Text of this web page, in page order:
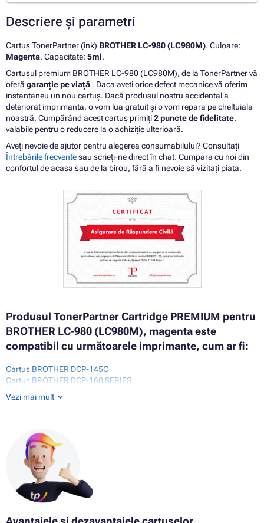
Descriere și parametri
Cartuș TonerPartner (ink) BROTHER LC-980 (LC980M). Culoare:
Magenta. Capacitate: 5ml.
Cartușul premium BROTHER LC-980 (LC980M), de la TonerPartner vă
oferă garanție pe viață . Daca aveti orice defect mecanice vă oferim
instantaneu un nou cartuș. Dacă produsul nostru accidental a
deteriorat imprimanta, o vom lua gratuit și o vom repara pe cheltuiala
noastră. Cumpărând acest cartuș primiți2 puncte de fidelitate,
valabile pentru o reducere la o achiziție ulterioară.
Aveți nevoie de ajutor pentru alegerea consumabilului? Consultați
Întrebările frecventesau scrieți-ne direct în chat. Cumpara cu noi din
confortul de acasa sau de la birou, fără a fi nevoie să vizitați piata.
Produsul TonerPartner Cartridge PREMIUM pentru
BROTHER LC-980 (LC980M), magenta este
compatibil cu următoarele imprimante, cum ar fi:
Cartus BROTHER DCP-145C
Cartus BROTHER DCP-160 SERIES
Cartus BROTHER DCP-163C
Cartus BROTHER DCP-165C
Cartus BROTHER DCP-190 SERIES
Cartus BROTHER DCP-195C
Cartus BROTHER DCP-197C
Cartus BROTHER DCP-365CN
Cartus BROTHER DCP-370 SERIES
Cartus BROTHER DCP-373CW
Cartus BROTHER DCP-375CW
Cartus BROTHER DCP-377CW
Vezi mai mult